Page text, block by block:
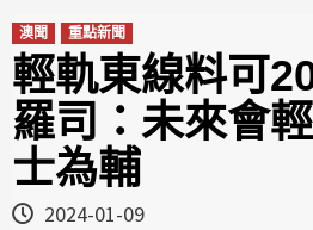
澳聞 重點新聞
輕軌東線料可
羅司：未來會
士為輔
2024-01-09